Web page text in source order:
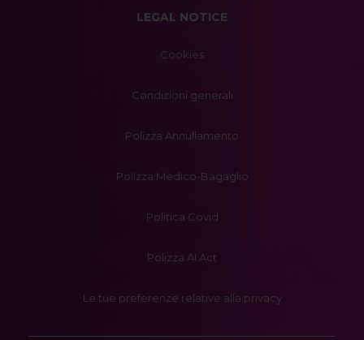
LEGAL NOTICE
Cookies
Condizioni generali
Polizza Annullamento
Polizza Medico-Bagaglio
Politica Covid
Polizza AI Act
Le tue preferenze relative alla privacy